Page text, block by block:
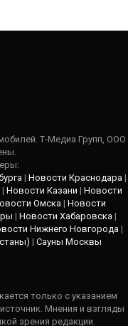
Т-Медиа Групп, ООО
| Новости Краснодара |
| Новости Казани | Новости
Омска | Новости
| Новости Хабаровска |
Нижнего Новгорода |
| Сауны Москвы
только с указанием
Мнения и взгляды
зрения редакции.